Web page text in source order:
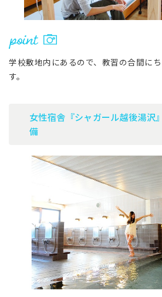
学校敷地内にあるので、教習の合間に
す。
女性宿舎『シャガール越後湯沢
備